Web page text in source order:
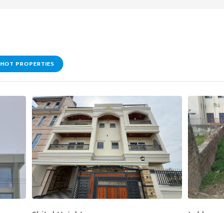
HOT PROPERTIES